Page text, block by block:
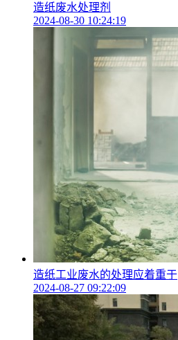
造纸废水处理剂
2024-08-30 10:24:19
造纸工业废水的处理应着重于
2024-08-27 09:22:09